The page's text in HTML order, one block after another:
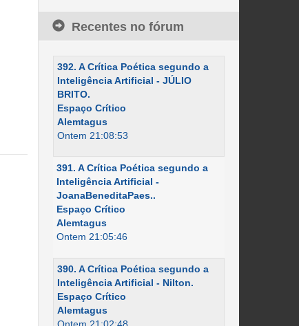
Recentes no fórum
392. A Crítica Poética segundo a
Inteligência Artificial - JÚLIO
BRITO.
Espaço Crítico
Alemtagus
Ontem 21:08:53
391. A Crítica Poética segundo a
Inteligência Artificial -
JoanaBeneditaPaes..
Espaço Crítico
Alemtagus
Ontem 21:05:46
390. A Crítica Poética segundo a
Inteligência Artificial - Nilton.
Espaço Crítico
Alemtagus